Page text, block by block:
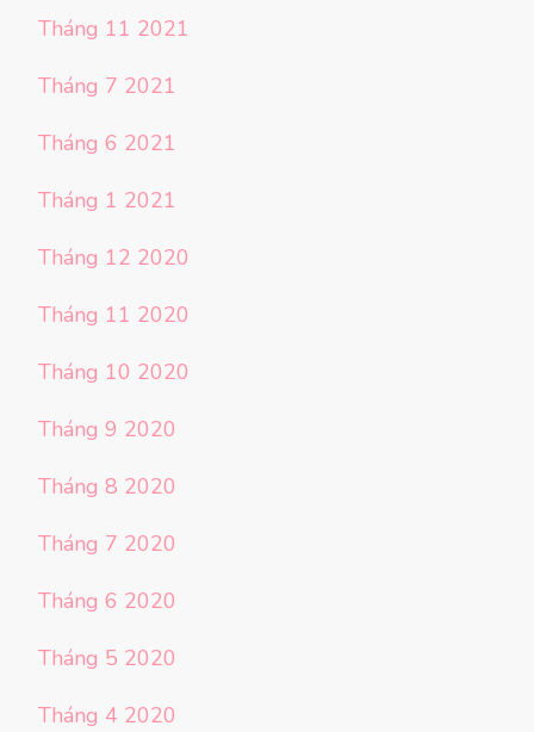
Tháng 11 2021
Tháng 7 2021
Tháng 6 2021
Tháng 1 2021
Tháng 12 2020
Tháng 11 2020
Tháng 10 2020
Tháng 9 2020
Tháng 8 2020
Tháng 7 2020
Tháng 6 2020
Tháng 5 2020
Tháng 4 2020